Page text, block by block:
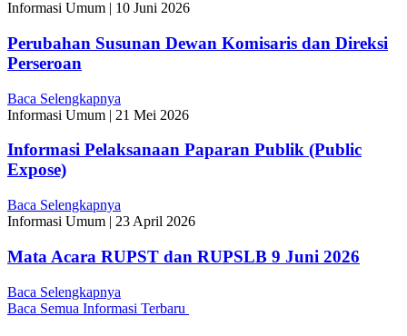
Informasi Umum | 10 Juni 2026
Perubahan Susunan Dewan Komisaris dan Direksi
Perseroan
Baca Selengkapnya
Informasi Umum | 21 Mei 2026
Informasi Pelaksanaan Paparan Publik (Public
Expose)
Baca Selengkapnya
Informasi Umum | 23 April 2026
Mata Acara RUPST dan RUPSLB 9 Juni 2026
Baca Selengkapnya
Baca Semua Informasi Terbaru